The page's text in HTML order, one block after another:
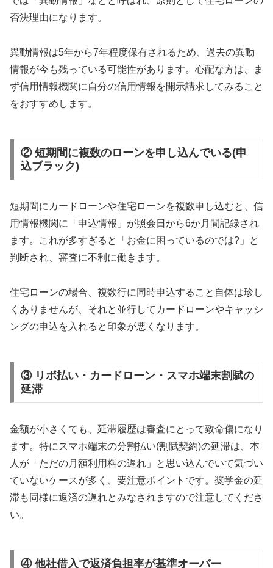
否決理由になります。
異動情報は5年から7年程度保有されるため、過去の異動
情報が今も残っている可能性があります。心配な方は、ま
ず信用情報機関に自分の信用情報を開示請求してみること
をおすすめします。
② 短期間に複数のローンを申し込んでいる(申
込ブラック)
短期間にカードローンや住宅ローンを複数申し込むと、信
用情報機関に「申込情報」が照会日から6か月間記録され
ます。これが多すぎると「お金に困っているのでは?」と
判断され、審査に不利に働きます。
住宅ローンの場合、複数行に同時申込すること自体は珍し
くありませんが、それと並行してカードローンやキャッシ
ングの申込を入れると印象が悪くなります。
③ リボ払い・カードローン・スマホ端末割賦の
延滞
金額が小さくても、延滞履歴は審査にとって致命傷になり
ます。特にスマホ端末の分割払い(割賦契約)の延滞は、本
人が「ただの月額利用料の遅れ」と思い込んでいて気づい
ていないケースが多く、要注意ポイントです。奨学金の延
滞も同様に返済の遅れとみなされますので注意してくださ
い。
④ 他社借入で返済負担率が基準オーバー